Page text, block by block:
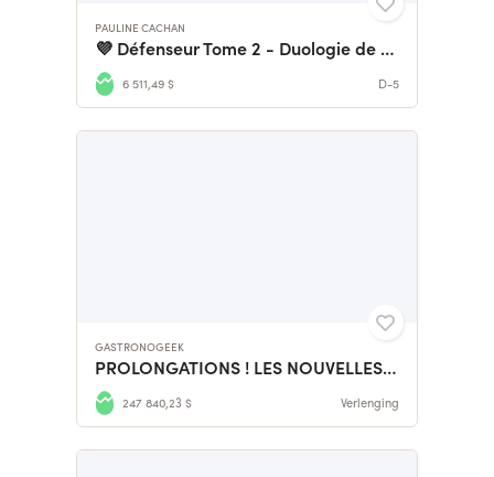
PAULINE CACHAN
💜 Défenseur Tome 2 - Duologie de Romantasy Médiévale 🗡️
6 511,49 $ D-5
GASTRONOGEEK
PROLONGATIONS ! LES NOUVELLES RECETTES DE ZELDA !
247 840,23 $ Verlenging